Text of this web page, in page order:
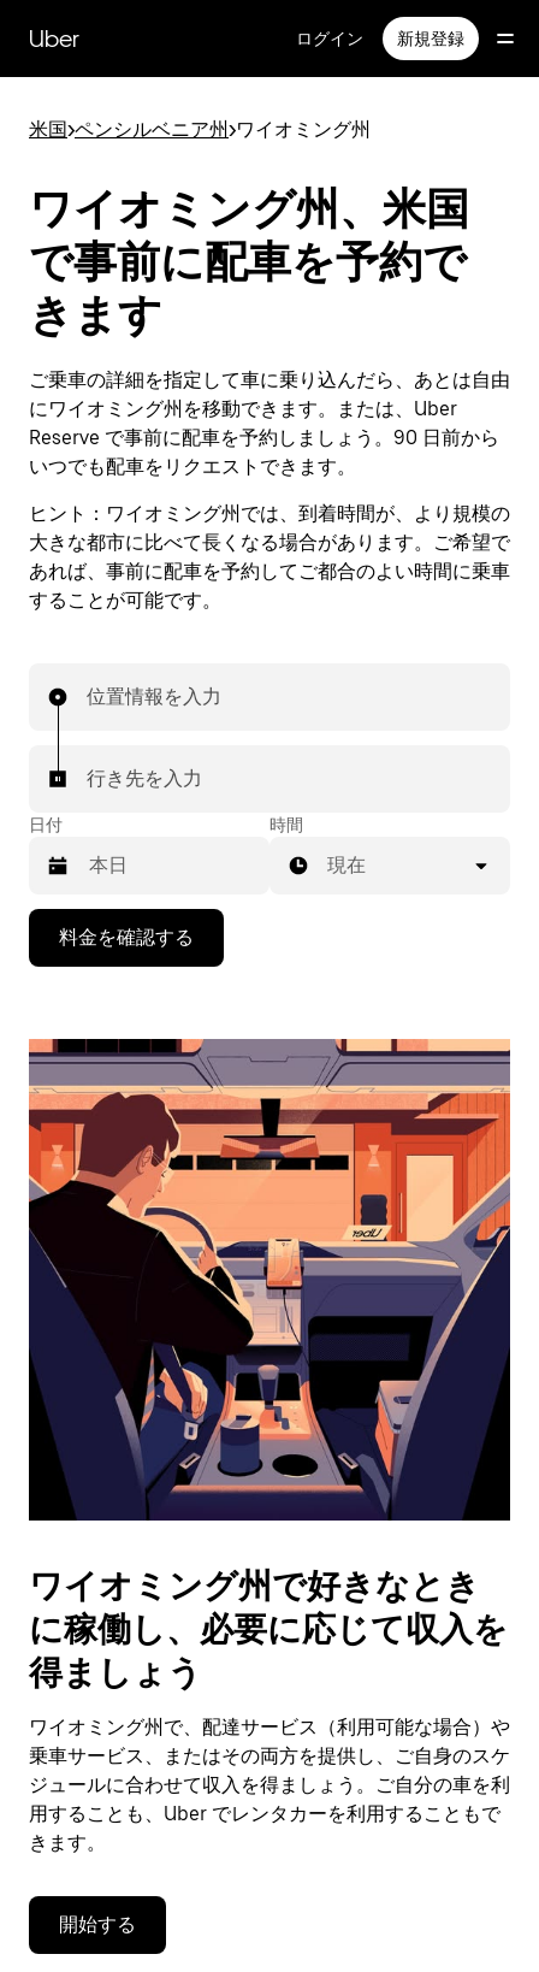
Uber ログイン 新規登録
米国>ペンシルベニア州>ワイオミング州
ワイオミング州、米国
で事前に配車を予約で
きます
ご乗車の詳細を指定して車に乗り込んだら、あとは自由
にワイオミング州を移動できます。または、Uber
Reserve で事前に配車を予約しましょう。90 日前から
いつでも配車をリクエストできます。
ヒント： ワイオミング州では、到着時間が、より規模の
大きな都市に比べて長くなる場合があります。ご希望で
あれば、事前に配車を予約してご都合のよい時間に乗車
することが可能です。
位置情報を入力
行き先を入力
日付
で
ン
ダ
ー
を
操
作
し、
を
選
択
す。
ン
で
カ
レ
ン
ー
を
閉
じ
ま
す。
時間
現在
料金を確認する
ワイオミング州で好きなとき
に稼働し、必要に応じて収入を
得ましょう
ワイオミング州で、配達サービス（利用可能な場合）や
乗車サービス、またはその両方を提供し、ご自身のスケ
ジュールに合わせて収入を得ましょう。ご自分の車を利
用することも、Uber でレンタカーを利用することもで
きます。
開始する